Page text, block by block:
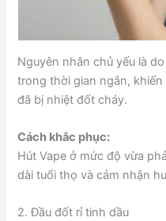
Nguyên nhân chủ yếu là
trong thời gian ngắn,
đã bị nhiệt đốt cháy.
Cách khắc phục:
Hút Vape ở mức độ vừa
dài tuổi thọ và cảm nhận
2. Đầu đốt rỉ tinh dầu